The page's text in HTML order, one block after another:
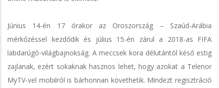
Június 14-én 17 órakor az Oroszország – Szaúd-Arábia
mérkőzéssel kezdődik és július 15-én zárul a 2018-as FIFA
labdarúgó-világbajnokság. A meccsek kora délutántól késő estig
zajlanak, ezért sokaknak hasznos lehet, hogy azokat a Telenor
MyTV-vel mobilról is bárhonnan követhetik. Mindezt regisztráció